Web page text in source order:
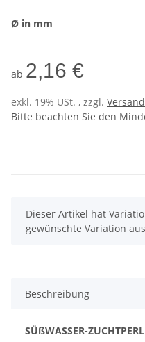
Ø in mm
ab 2,16 €
exkl. 19% USt. , zzgl. Versand
Bitte beachten Sie den
x
Dieser Artikel hat
gewünschte Variation
Beschreibung
SÜßWASSER-